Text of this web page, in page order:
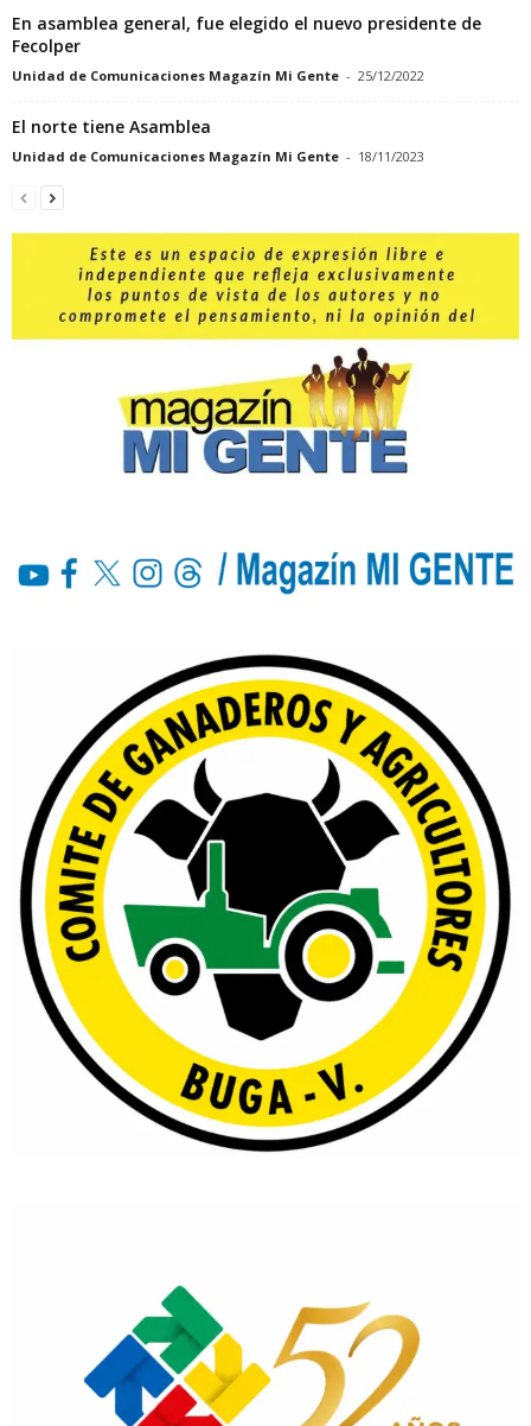
En asamblea general, fue elegido el nuevo presidente de
Fecolper
Unidad de Comunicaciones Magazín Mi Gente - 25/12/2022
El norte tiene Asamblea
Unidad de Comunicaciones Magazín Mi Gente - 18/11/2023